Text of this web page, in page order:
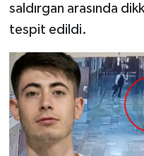
saldırgan arasında
tespit edildi.